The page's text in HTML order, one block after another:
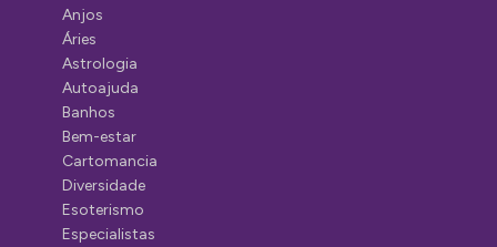
Anjos
Áries
Astrologia
Autoajuda
Banhos
Bem-estar
Cartomancia
Diversidade
Esoterismo
Especialistas